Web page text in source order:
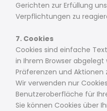
Gerichten zur Erfüllung
Verpflichtungen zu
7. Cookies
Cookies sind einfache
in Ihrem Browser abgelegt
Präferenzen und Aktionen
Wir verwenden nur
Benutzeroberfläche für
Sie können Cookies über